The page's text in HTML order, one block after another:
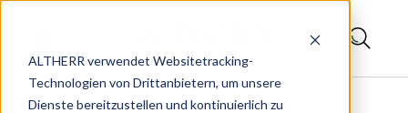
ALTHERR verwendet Websitetracking-
Technologien von Drittanbietern, um unsere
Dienste bereitzustellen und kontinuierlich zu